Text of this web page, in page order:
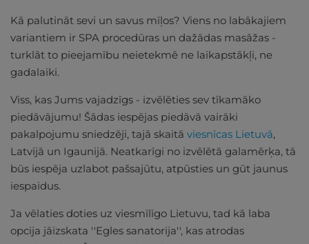
Kā palutināt sevi un savus mīļos? Viens no labākajiem
variantiem ir SPA procedūras un dažādas masāžas -
turklāt to pieejamību neietekmē ne laikapstākļi, ne
gadalaiki.
Viss, kas Jums vajadzīgs - izvēlēties sev tīkamāko
piedāvājumu! Šādas iespējas piedāvā vairāki
pakalpojumu sniedzēji, tajā skaitā viesnīcas Lietuvā,
Latvijā un Igaunijā. Neatkarīgi no izvēlētā galamērķa, tā
būs iespēja uzlabot pašsajūtu, atpūsties un gūt jaunus
iespaidus.
Ja vēlaties doties uz viesmīlīgo Lietuvu, tad kā laba
opcija jāizskata ''Egles sanatorija'', kas atrodas